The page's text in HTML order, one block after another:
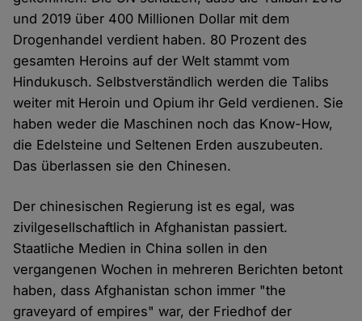
und 2019 über 400 Millionen Dollar mit dem
Drogenhandel verdient haben. 80 Prozent des
gesamten Heroins auf der Welt stammt vom
Hindukusch. Selbstverständlich werden die Talibs
weiter mit Heroin und Opium ihr Geld verdienen. Sie
haben weder die Maschinen noch das Know-How,
die Edelsteine und Seltenen Erden auszubeuten.
Das überlassen sie den Chinesen.
Der chinesischen Regierung ist es egal, was
zivilgesellschaftlich in Afghanistan passiert.
Staatliche Medien in China sollen in den
vergangenen Wochen in mehreren Berichten betont
haben, dass Afghanistan schon immer "the
graveyard of empires" war, der Friedhof der